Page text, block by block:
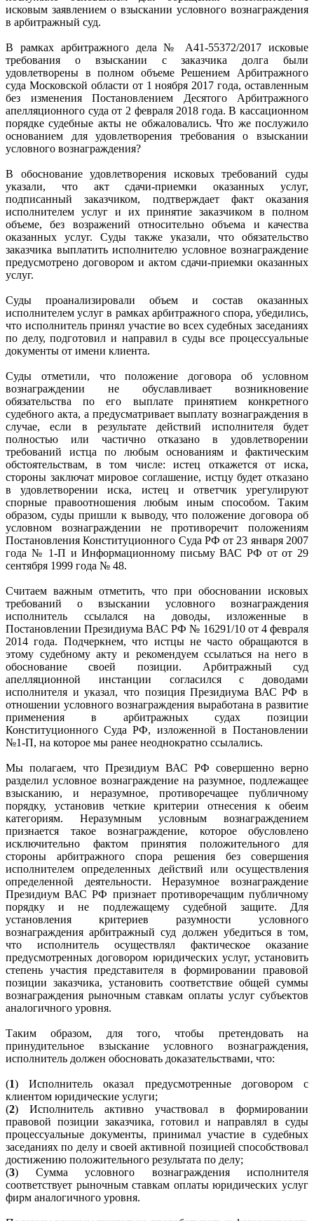
исковым заявлением о взыскании условного вознаграждения
в арбитражный суд.
В рамках арбитражного дела № А41-55372/2017 исковые
требования о взыскании с заказчика долга были
удовлетворены в полном объеме Решением Арбитражного
суда Московской области от 1 ноября 2017 года, оставленным
без изменения Постановлением Десятого Арбитражного
апелляционного суда от 2 февраля 2018 года. В кассационном
порядке судебные акты не обжаловались. Что же послужило
основанием для удовлетворения требования о взыскании
условного вознаграждения?
В обоснование удовлетворения исковых требований суды
указали, что акт сдачи-приемки оказанных услуг,
подписанный заказчиком, подтверждает факт оказания
исполнителем услуг и их принятие заказчиком в полном
объеме, без возражений относительно объема и качества
оказанных услуг. Суды также указали, что обязательство
заказчика выплатить исполнителю условное вознаграждение
предусмотрено договором и актом сдачи-приемки оказанных
услуг.
Суды проанализировали объем и состав оказанных
исполнителем услуг в рамках арбитражного спора, убедились,
что исполнитель принял участие во всех судебных заседаниях
по делу, подготовил и направил в суды все процессуальные
документы от имени клиента.
Суды отметили, что положение договора об условном
вознаграждении не обуславливает возникновение
обязательства по его выплате принятием конкретного
судебного акта, а предусматривает выплату вознаграждения в
случае, если в результате действий исполнителя будет
полностью или частично отказано в удовлетворении
требований истца по любым основаниям и фактическим
обстоятельствам, в том числе: истец откажется от иска,
стороны заключат мировое соглашение, истцу будет отказано
в удовлетворении иска, истец и ответчик урегулируют
спорные правоотношения любым иным способом. Таким
образом, суды пришли к выводу, что положение договора об
условном вознаграждении не противоречит положениям
Постановления Конституционного Суда РФ от 23 января 2007
года № 1-П и Информационному письму ВАС РФ от от 29
сентября 1999 года № 48.
Считаем важным отметить, что при обосновании исковых
требований о взыскании условного вознаграждения
исполнитель ссылался на доводы, изложенные в
Постановлении Президиума ВАС РФ № 16291/10 от 4 февраля
2014 года. Подчеркнем, что истцы не часто обращаются в
этому судебному акту и рекомендуем ссылаться на него в
обоснование своей позиции. Арбитражный суд
апелляционной инстанции согласился с доводами
исполнителя и указал, что позиция Президиума ВАС РФ в
отношении условного вознаграждения выработана в развитие
применения в арбитражных судах позиции
Конституционного Суда РФ, изложенной в Постановлении
№1-П, на которое мы ранее неоднократно ссылались.
Мы полагаем, что Президиум ВАС РФ совершенно верно
разделил условное вознаграждение на разумное, подлежащее
взысканию, и неразумное, противоречащее публичному
порядку, установив четкие критерии отнесения к обеим
категориям. Неразумным условным вознаграждением
признается такое вознаграждение, которое обусловлено
исключительно фактом принятия положительного для
стороны арбитражного спора решения без совершения
исполнителем определенных действий или осуществления
определенной деятельности. Неразумное вознаграждение
Президиум ВАС РФ признает противоречащим публичному
порядку и не подлежащему судебной защите. Для
установления критериев разумности условного
вознаграждения арбитражный суд должен убедиться в том,
что исполнитель осуществлял фактическое оказание
предусмотренных договором юридических услуг, установить
степень участия представителя в формировании правовой
позиции заказчика, установить соответствие общей суммы
вознаграждения рыночным ставкам оплаты услуг субъектов
аналогичного уровня.
Таким образом, для того, чтобы претендовать на
принудительное взыскание условного вознаграждения,
исполнитель должен обосновать доказательствами, что:
(1) Исполнитель оказал предусмотренные договором с
клиентом юридические услуги;
(2) Исполнитель активно участвовал в формировании
правовой позиции заказчика, готовил и направлял в суды
процессуальные документы, принимал участие в судебных
заседаниях по делу и своей активной позицией способствовал
достижению положительного результата по делу;
(3) Сумма условного вознаграждения исполнителя
соответствует рыночным ставкам оплаты юридических услуг
фирм аналогичного уровня.